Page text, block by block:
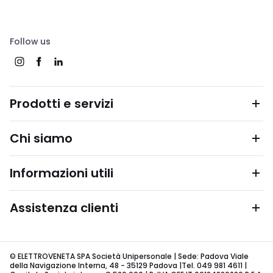
Follow us
Prodotti e servizi
Chi siamo
Informazioni utili
Assistenza clienti
© ELETTROVENETA SPA Società Unipersonale | Sede: Padova Viale
della Navigazione Interna, 48 - 35129 Padova |Tel. 049 981 4611 |